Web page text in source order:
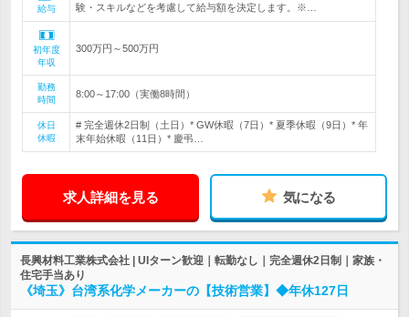
給与
験・スキルなどを考慮して給与額を決定します。※…
初年度
年収
300万円～500万円
勤務
時間
8:00～17:00（実働8時間）
休日
休暇
# 完全週休2日制（土日）* GW休暇（7日）* 夏季休暇（9日）* 年
末年始休暇（11日）* 慶弔…
求人詳細を見る 気になる
長興材料工業株式会社 | UIターン歓迎｜転勤なし｜完全週休2日制｜家族・
住宅手当あり
《埼玉》台湾系化学メーカーの【技術営業】◆年休127日